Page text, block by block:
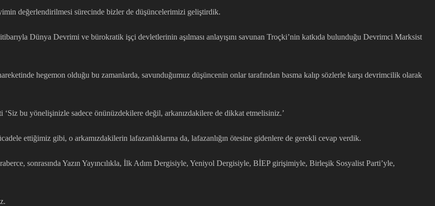
değerlendirilmesi sürecinde bizler de düşüncelerimizi geliştirdik.
Dünya Devrimi ve bürokratik işçi devletlerinin aşılması anlayışını savunan Troçki’nin katkıda bulunduğu Devrimci Marksist
hegemon olduğu bu zamanlarda, savunduğumuz düşüncenin onlar tarafından basma kalıp sözlerle karşı devrimcilik olarak
bu yönelişinizle sadece önünüzdekilere değil, arkanızdakilere de dikkat etmelisiniz.’
ettiğimiz gibi, o arkamızdakilerin lafazanlıklarına da, lafazanlığın ötesine gidenlere de gerekli cevap verdik.
sonrasında Yazın Yayıncılıkla, İlk Adım Dergisiyle, Yeniyol Dergisiyle, BİEP girişimiyle, Birleşik Sosyalist Parti’yle,